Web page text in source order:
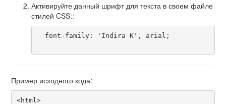
Активируйте данный шрифт для текста в своем файле
стилей CSS::
Пример исходного кода:
<html>